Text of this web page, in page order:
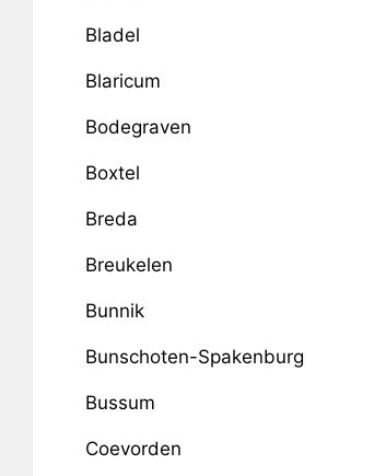
Bladel
Blaricum
Bodegraven
Boxtel
Breda
Breukelen
Bunnik
Bunschoten-Spakenburg
Bussum
Coevorden